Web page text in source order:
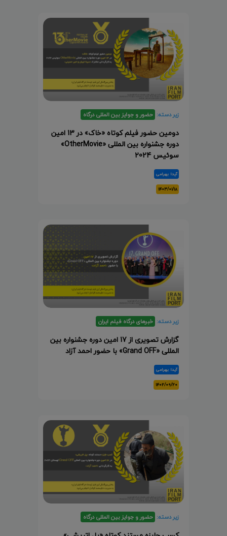
زیر دسته: حضور و جوایز بین المللی درگاه
دومین حضور فیلم کوتاه «خاک» در 13 امین
دوره جشنواره بین المللی «OtherMovie»
سوئیس 2024
آیدا بهرامی
۱۴۰۳/۰۱/۱۸
زیر دسته: خبرهای درگاه فیلم ایران
گزارش تصویری از 17 امین دوره جشنواره بین
المللی «Grand OFF» با حضور احمد آزاد
آیدا بهرامی
۱۴۰۲/۰۹/۲۰
زیر دسته: حضور و جوایز بین المللی درگاه